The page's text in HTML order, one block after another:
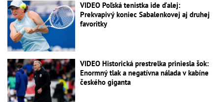
VIDEO Poľská tenistka ide ďalej:
Prekvapivý koniec Sabalenkovej aj druhej
favoritky
VIDEO Historická prestrelka priniesla šok:
Enormný tlak a negatívna nálada v kabíne
českého giganta